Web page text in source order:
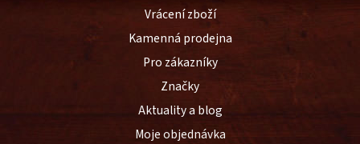
Vrácení zboží
Kamenná prodejna
Pro zákazníky
Značky
Aktuality a blog
Moje objednávka